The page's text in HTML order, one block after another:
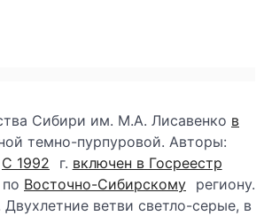
Сибири им. М.А. Лисавенко в
темно-пурпуровой. Авторы:
С 1992 г. включен в Госреестр
Восточно-Сибирскому региону.
ветви светло-серые, в